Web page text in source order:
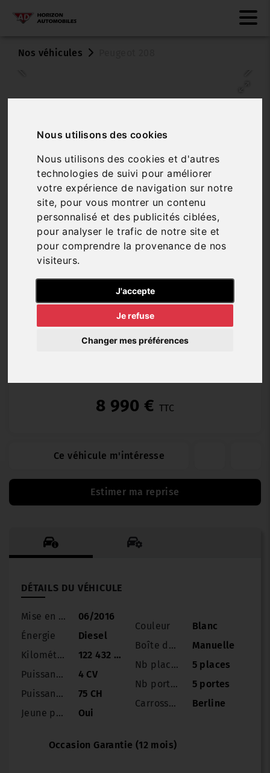
Nous utilisons des cookies
Nous utilisons des cookies et d'autres
technologies de suivi pour améliorer
votre expérience de navigation sur notre
site, pour vous montrer un contenu
personnalisé et des publicités ciblées,
pour analyser le trafic de notre site et
pour comprendre la provenance de nos
visiteurs.
J'accepte
Je refuse
Changer mes préférences
Nos véhicules
Véhicule vendu
PEUGEOT 208
1.6 BLUEHDI 75 ACTIVE
Réf. 2024-1603 Véhicule sur parc
Diesel
122 432
06/2016 Manuelle
8 990 € TTC
Ce véhicule m'intéresse
Estimer ma reprise
DÉTAILS DU VÉHICULE
Mise en circulation
06/2016
Énergie
Diesel
Kilométrage
122 432 km
Puissance
4 CV
Puissance réelle
75 CH
Jeune permis
Oui
Couleur
Blanc
Boîte de vitesse
Manuelle
Nb places
5 places
Nb portes
5 portes
Carrosserie
Berline
Occasion Garantie (12 mois)